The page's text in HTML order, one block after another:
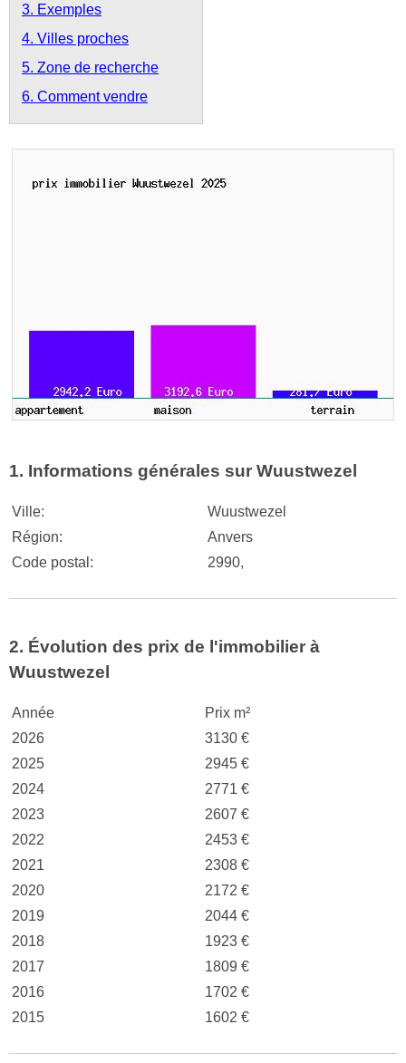
3. Exemples
4. Villes proches
5. Zone de recherche
6. Comment vendre
1. Informations générales sur Wuustwezel
Ville:
Wuustwezel
Région:
Anvers
Code postal:
2990,
2. Évolution des prix de l'immobilier à
Wuustwezel
Année
Prix m²
2026
3130 €
2025
2945 €
2024
2771 €
2023
2607 €
2022
2453 €
2021
2308 €
2020
2172 €
2019
2044 €
2018
1923 €
2017
1809 €
2016
1702 €
2015
1602 €